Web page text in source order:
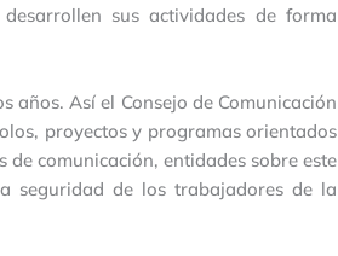
sus actividades de forma
años. Así el Consejo de Comunicación
proyectos y programas orientados
comunicación, entidades sobre este
seguridad de los trabajadores de la